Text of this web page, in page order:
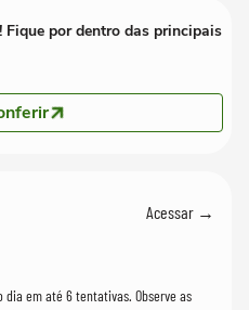
Fique por dentro das principais
Acessar →
dia em até 6 tentativas. Observe as